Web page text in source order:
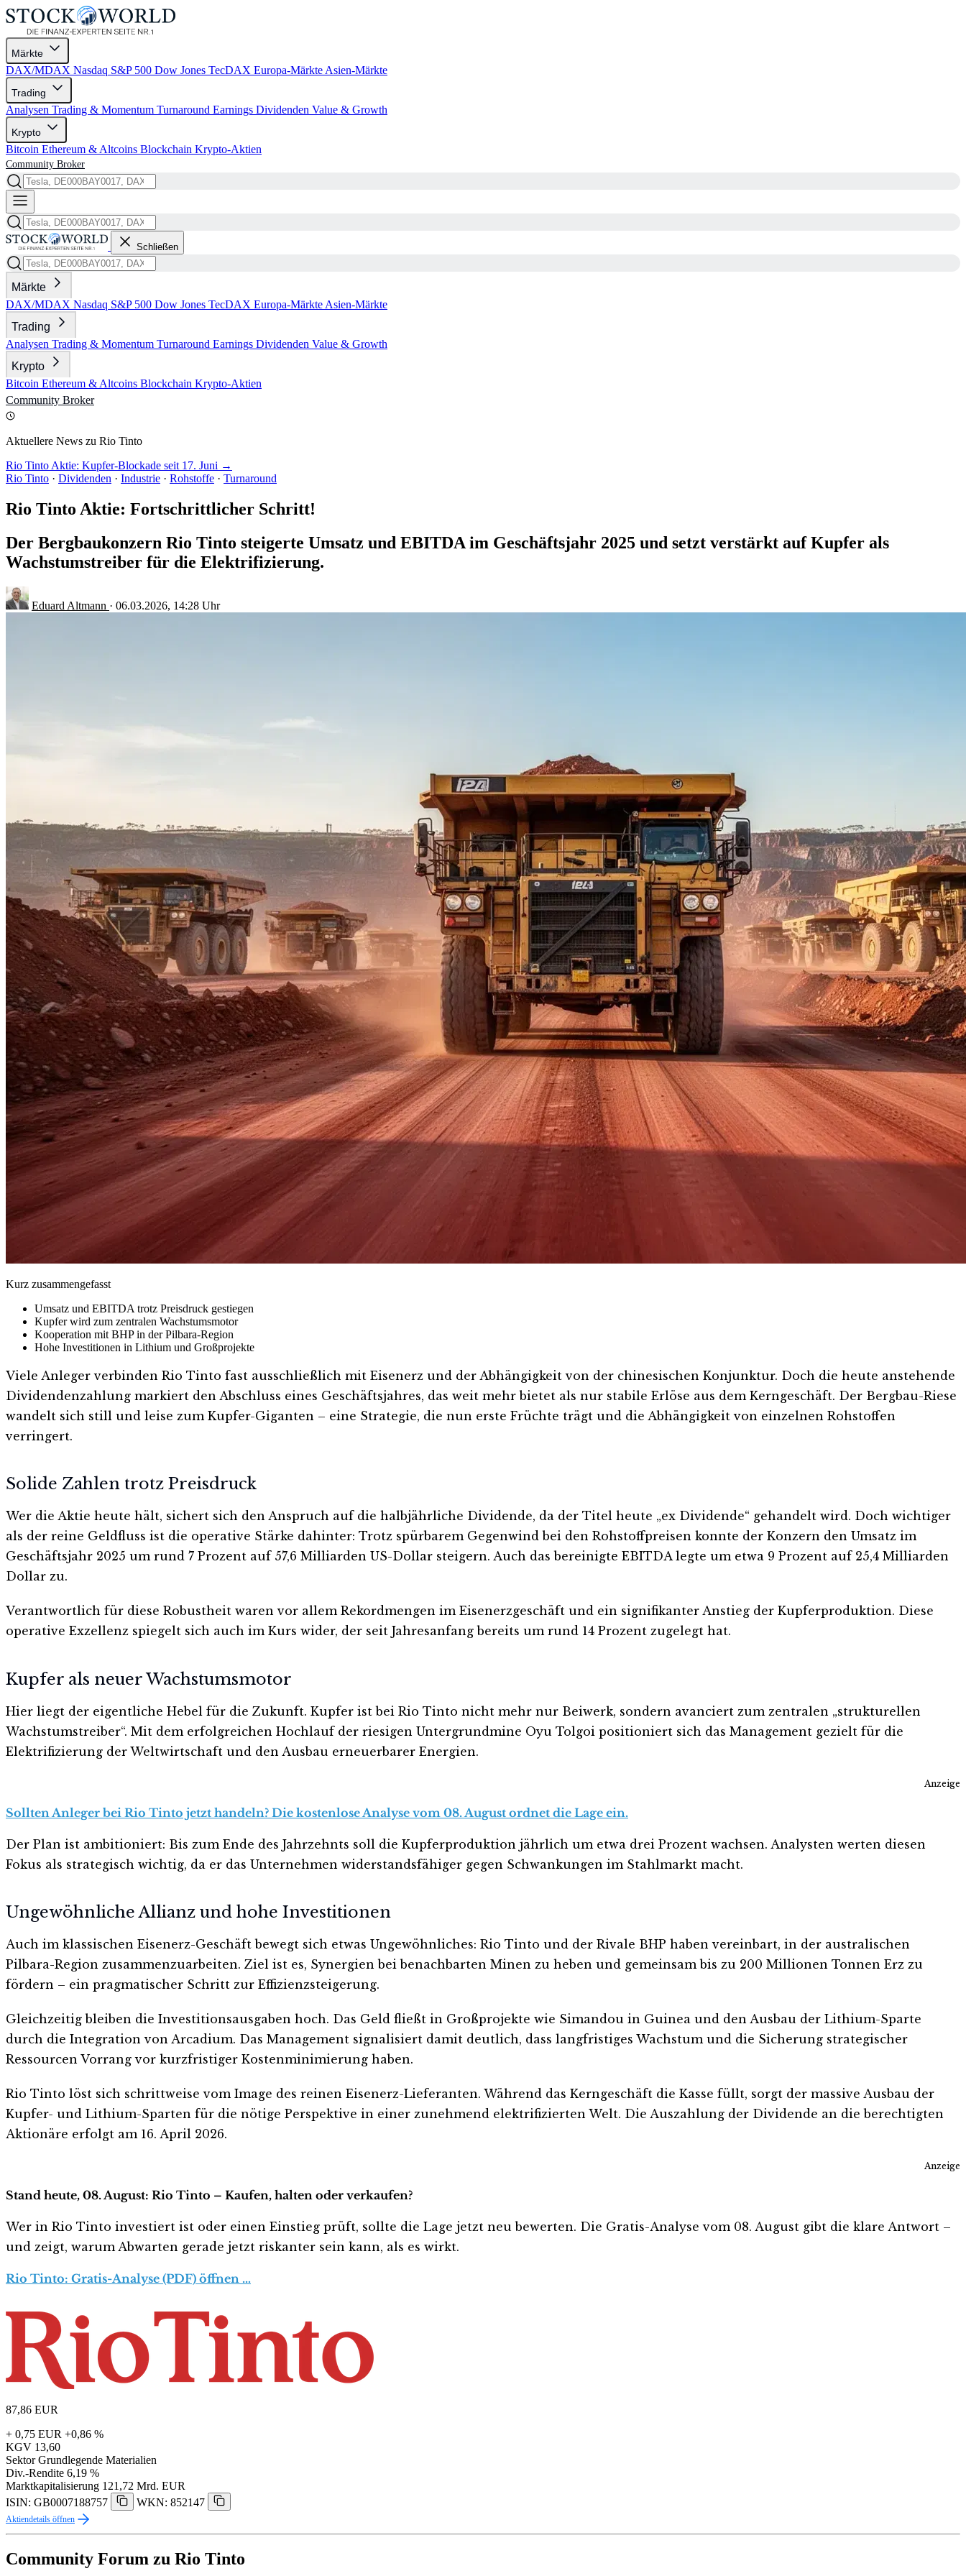
Märkte
DAX/MDAX Nasdaq S&P 500 Dow Jones TecDAX Europa-Märkte Asien-Märkte
Trading
Analysen Trading & Momentum Turnaround Earnings Dividenden Value & Growth
Krypto
Bitcoin Ethereum & Altcoins Blockchain Krypto-Aktien
Community Broker
Schließen
Märkte
DAX/MDAX Nasdaq S&P 500 Dow Jones TecDAX Europa-Märkte Asien-Märkte
Trading
Analysen Trading & Momentum Turnaround Earnings Dividenden Value & Growth
Krypto
Bitcoin Ethereum & Altcoins Blockchain Krypto-Aktien
Community Broker
Aktuellere News zu Rio Tinto
Rio Tinto Aktie: Kupfer-Blockade seit 17. Juni →
Rio Tinto · Dividenden · Industrie · Rohstoffe · Turnaround
Rio Tinto Aktie: Fortschrittlicher Schritt!
Der Bergbaukonzern Rio Tinto steigerte Umsatz und EBITDA im Geschäftsjahr 2025 und setzt verstärkt auf Kupfer als
Wachstumstreiber für die Elektrifizierung.
Eduard Altmann · 06.03.2026, 14:28 Uhr
Kurz zusammengefasst
Umsatz und EBITDA trotz Preisdruck gestiegen
Kupfer wird zum zentralen Wachstumsmotor
Kooperation mit BHP in der Pilbara-Region
Hohe Investitionen in Lithium und Großprojekte
Viele Anleger verbinden Rio Tinto fast ausschließlich mit Eisenerz und der Abhängigkeit von der chinesischen Konjunktur. Doch die heute anstehende
Dividendenzahlung markiert den Abschluss eines Geschäftsjahres, das weit mehr bietet als nur stabile Erlöse aus dem Kerngeschäft. Der Bergbau-Riese
wandelt sich still und leise zum Kupfer-Giganten – eine Strategie, die nun erste Früchte trägt und die Abhängigkeit von einzelnen Rohstoffen
verringert.
Solide Zahlen trotz Preisdruck
Wer die Aktie heute hält, sichert sich den Anspruch auf die halbjährliche Dividende, da der Titel heute „ex Dividende“ gehandelt wird. Doch wichtiger
als der reine Geldfluss ist die operative Stärke dahinter: Trotz spürbarem Gegenwind bei den Rohstoffpreisen konnte der Konzern den Umsatz im
Geschäftsjahr 2025 um rund 7 Prozent auf 57,6 Milliarden US-Dollar steigern. Auch das bereinigte EBITDA legte um etwa 9 Prozent auf 25,4 Milliarden
Dollar zu.
Verantwortlich für diese Robustheit waren vor allem Rekordmengen im Eisenerzgeschäft und ein signifikanter Anstieg der Kupferproduktion. Diese
operative Exzellenz spiegelt sich auch im Kurs wider, der seit Jahresanfang bereits um rund 14 Prozent zugelegt hat.
Kupfer als neuer Wachstumsmotor
Hier liegt der eigentliche Hebel für die Zukunft. Kupfer ist bei Rio Tinto nicht mehr nur Beiwerk, sondern avanciert zum zentralen „strukturellen
Wachstumstreiber“. Mit dem erfolgreichen Hochlauf der riesigen Untergrundmine Oyu Tolgoi positioniert sich das Management gezielt für die
Elektrifizierung der Weltwirtschaft und den Ausbau erneuerbarer Energien.
Anzeige
Sollten Anleger bei Rio Tinto jetzt handeln? Die kostenlose Analyse vom 08. August ordnet die Lage ein.
Der Plan ist ambitioniert: Bis zum Ende des Jahrzehnts soll die Kupferproduktion jährlich um etwa drei Prozent wachsen. Analysten werten diesen
Fokus als strategisch wichtig, da er das Unternehmen widerstandsfähiger gegen Schwankungen im Stahlmarkt macht.
Ungewöhnliche Allianz und hohe Investitionen
Auch im klassischen Eisenerz-Geschäft bewegt sich etwas Ungewöhnliches: Rio Tinto und der Rivale BHP haben vereinbart, in der australischen
Pilbara-Region zusammenzuarbeiten. Ziel ist es, Synergien bei benachbarten Minen zu heben und gemeinsam bis zu 200 Millionen Tonnen Erz zu
fördern – ein pragmatischer Schritt zur Effizienzsteigerung.
Gleichzeitig bleiben die Investitionsausgaben hoch. Das Geld fließt in Großprojekte wie Simandou in Guinea und den Ausbau der Lithium-Sparte
durch die Integration von Arcadium. Das Management signalisiert damit deutlich, dass langfristiges Wachstum und die Sicherung strategischer
Ressourcen Vorrang vor kurzfristiger Kostenminimierung haben.
Rio Tinto löst sich schrittweise vom Image des reinen Eisenerz-Lieferanten. Während das Kerngeschäft die Kasse füllt, sorgt der massive Ausbau der
Kupfer- und Lithium-Sparten für die nötige Perspektive in einer zunehmend elektrifizierten Welt. Die Auszahlung der Dividende an die berechtigten
Aktionäre erfolgt am 16. April 2026.
Anzeige
Stand heute, 08. August: Rio Tinto – Kaufen, halten oder verkaufen?
Wer in Rio Tinto investiert ist oder einen Einstieg prüft, sollte die Lage jetzt neu bewerten. Die Gratis-Analyse vom 08. August gibt die klare Antwort –
und zeigt, warum Abwarten gerade jetzt riskanter sein kann, als es wirkt.
Rio Tinto: Gratis-Analyse (PDF) öffnen …
87,86 EUR
+ 0,75 EUR +0,86 %
KGV 13,60
Sektor Grundlegende Materialien
Div.-Rendite 6,19 %
Marktkapitalisierung 121,72 Mrd. EUR
ISIN: GB0007188757
WKN: 852147
Aktiendetails öffnen
Community Forum zu Rio Tinto